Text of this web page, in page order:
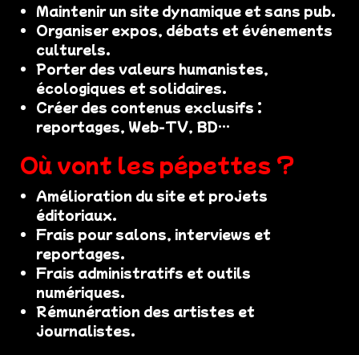
Maintenir un site dynamique et sans pub.
Organiser expos, débats et événements
culturels.
Porter des valeurs humanistes,
écologiques et solidaires.
Créer des contenus exclusifs :
reportages, Web-TV, BD…
Où vont les pépettes ?
Amélioration du site et projets
éditoriaux.
Frais pour salons, interviews et
reportages.
Frais administratifs et outils
numériques.
Rémunération des artistes et
journalistes.